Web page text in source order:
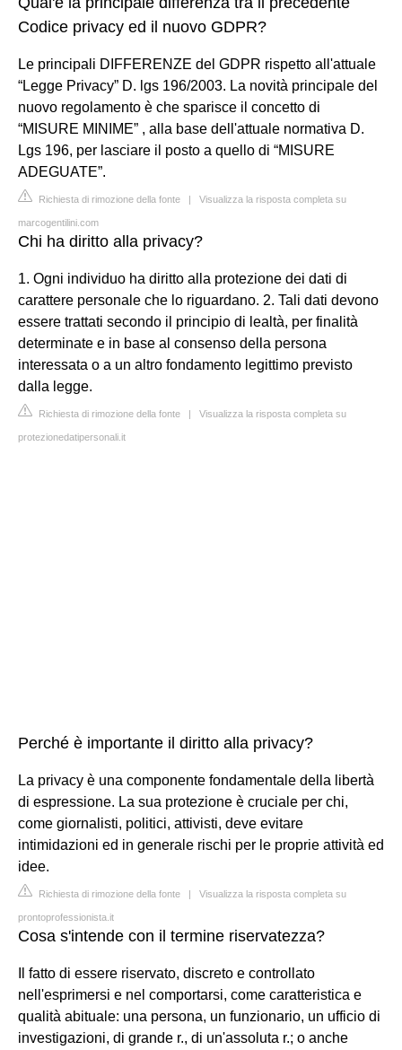
Codice privacy ed il nuovo GDPR?
Le principali DIFFERENZE del GDPR rispetto all'attuale
“Legge Privacy” D. lgs 196/2003. La novità principale del
nuovo regolamento è che sparisce il concetto di
“MISURE MINIME” , alla base dell'attuale normativa D.
Lgs 196, per lasciare il posto a quello di “MISURE
ADEGUATE”.
Richiesta di rimozione della fonte | Visualizza la risposta completa su
marcogentilini.com
Chi ha diritto alla privacy?
1. Ogni individuo ha diritto alla protezione dei dati di
carattere personale che lo riguardano. 2. Tali dati devono
essere trattati secondo il principio di lealtà, per finalità
determinate e in base al consenso della persona
interessata o a un altro fondamento legittimo previsto
dalla legge.
Richiesta di rimozione della fonte | Visualizza la risposta completa su
protezionedatipersonali.it
Perché è importante il diritto alla privacy?
La privacy è una componente fondamentale della libertà
di espressione. La sua protezione è cruciale per chi,
come giornalisti, politici, attivisti, deve evitare
intimidazioni ed in generale rischi per le proprie attività ed
idee.
Richiesta di rimozione della fonte | Visualizza la risposta completa su
prontoprofessionista.it
Cosa s'intende con il termine riservatezza?
Il fatto di essere riservato, discreto e controllato
nell'esprimersi e nel comportarsi, come caratteristica e
qualità abituale: una persona, un funzionario, un ufficio di
investigazioni, di grande r., di un'assoluta r.; o anche